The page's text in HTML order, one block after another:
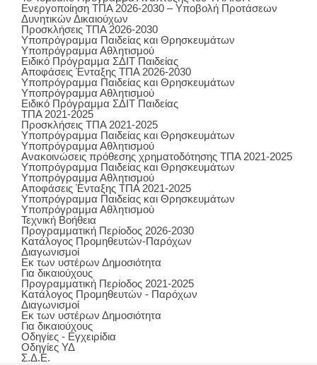
Ενεργοποίηση ΤΠΑ 2026-2030 – Υποβολή Προτάσεων
Δυνητικών Δικαιούχων
Προσκλήσεις ΤΠΑ 2026-2030
Υποπρόγραμμα Παιδείας και Θρησκευμάτων
Υποπρόγραμμα Αθλητισμού
Ειδικό Πρόγραμμα ΣΔΙΤ Παιδείας
Αποφάσεις Ένταξης ΤΠΑ 2026-2030
Υποπρόγραμμα Παιδείας και Θρησκευμάτων
Υποπρόγραμμα Αθλητισμού
Ειδικό Πρόγραμμα ΣΔΙΤ Παιδείας
ΤΠΑ 2021-2025
Προσκλήσεις ΤΠΑ 2021-2025
Υποπρόγραμμα Παιδείας και Θρησκευμάτων
Υποπρόγραμμα Αθλητισμού
Ανακοινώσεις πρόθεσης χρηματοδότησης ΤΠΑ 2021-2025
Υποπρόγραμμα Παιδείας και Θρησκευμάτων
Υποπρόγραμμα Αθλητισμού
Αποφάσεις Ένταξης ΤΠΑ 2021-2025
Υποπρόγραμμα Παιδείας και Θρησκευμάτων
Υποπρόγραμμα Αθλητισμού
Τεχνική Βοήθεια
Προγραμματική Περίοδος 2026-2030
Κατάλογος Προμηθευτών-Παρόχων
Διαγωνισμοί
Εκ των υστέρων Δημοσιότητα
Για δικαιούχους
Προγραμματική Περίοδος 2021-2025
Κατάλογος Προμηθευτών - Παρόχων
Διαγωνισμοί
Εκ των υστέρων Δημοσιότητα
Για δικαιούχους
Οδηγίες - Εγχειρίδια
Οδηγίες ΥΔ
Σ.Δ.Ε.